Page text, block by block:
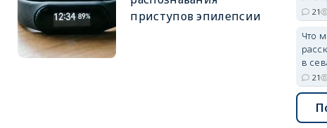
приступов эпилепсии
21
Что
в
21